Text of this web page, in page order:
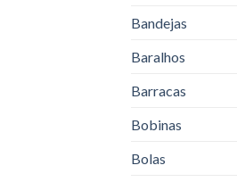
Bandejas
Baralhos
Barracas
Bobinas
Bolas